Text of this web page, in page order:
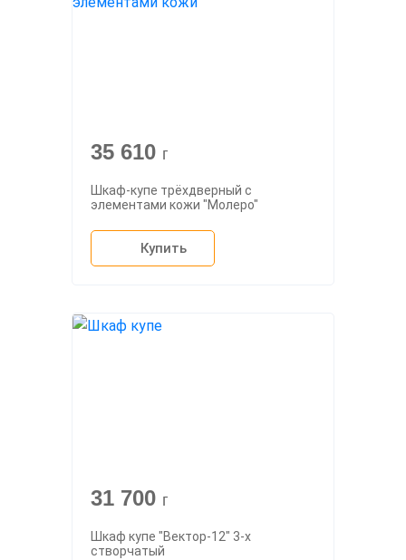
35 610 г
Шкаф-купе трёхдверный с
элементами кожи "Молеро"
Купить
31 700 г
Шкаф купе "Вектор-12" 3-х
створчатый